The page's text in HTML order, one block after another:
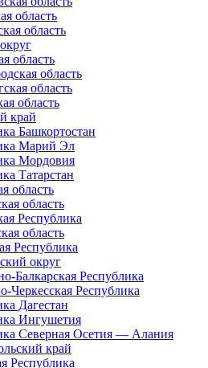
область
область
область
область
область
область
край
Башкортостан
Марий Эл
Мордовия
Татарстан
область
область
Республика
область
Республика
округ
Балкарская Республика
Черкесская Республика
Дагестан
Ингушетия
Северная Осетия — Алания
край
Республика